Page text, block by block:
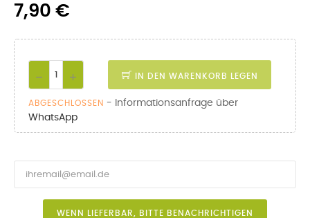
7,90 €
IN DEN WARENKORB LEGEN
ABGESCHLOSSEN - Informationsanfrage über
WhatsApp
WENN LIEFERBAR, BITTE BENACHRICHTIGEN